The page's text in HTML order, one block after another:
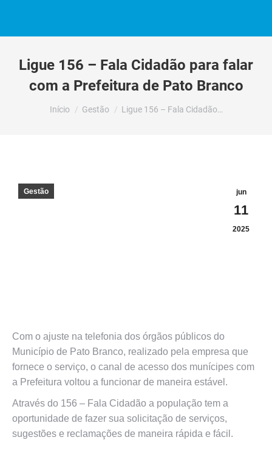
Ligue 156 – Fala Cidadão para falar
com a Prefeitura de Pato Branco
Você está aqui:
Início Gestão Ligue 156 – Fala Cidadão…
jun
11
2025
Gestão
Com o ajuste na telefonia dos órgãos públicos do
Município de Pato Branco, realizado pela empresa que
fornece o serviço, o canal de acesso dos munícipes com
a Prefeitura voltou a funcionar de maneira estável.
Através do 156 – Fala Cidadão a população tem a
oportunidade de fazer sua solicitação de serviços,
sugestões e reclamações de maneira rápida e fácil.